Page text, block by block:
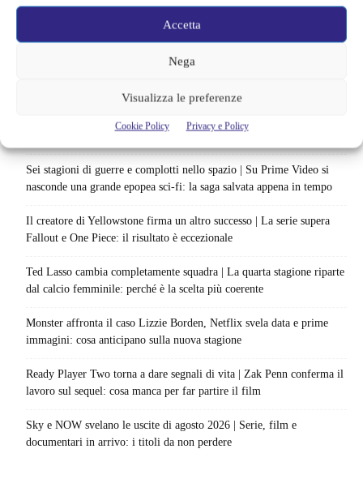
Accetta
Nega
Visualizza le preferenze
Cookie Policy Privacy e Policy
Zombie e sentimenti invadono Prime Video | Una coppia deve
attraversare Seoul durante l’apocalisse: il K-drama da recuperare
Sei stagioni di guerre e complotti nello spazio | Su Prime Video si
nasconde una grande epopea sci-fi: la saga salvata appena in tempo
Il creatore di Yellowstone firma un altro successo | La serie supera
Fallout e One Piece: il risultato è eccezionale
Ted Lasso cambia completamente squadra | La quarta stagione riparte
dal calcio femminile: perché è la scelta più coerente
Monster affronta il caso Lizzie Borden, Netflix svela data e prime
immagini: cosa anticipano sulla nuova stagione
Ready Player Two torna a dare segnali di vita | Zak Penn conferma il
lavoro sul sequel: cosa manca per far partire il film
Sky e NOW svelano le uscite di agosto 2026 | Serie, film e
documentari in arrivo: i titoli da non perdere